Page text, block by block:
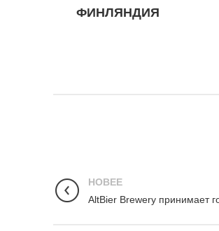
ФИНЛЯНДИЯ
НОВЕЕ
AltBier Brewery принимает